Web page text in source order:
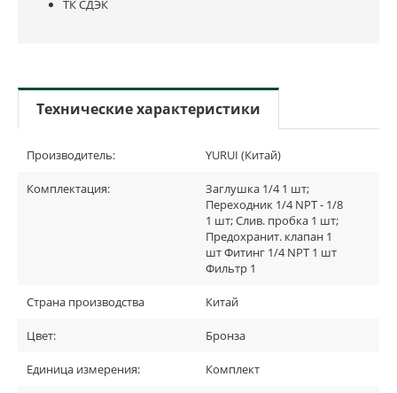
ТК СДЭК
Технические характеристики
Производитель: YURUI (Китай)
Комплектация:
Заглушка 1/4 1 шт;
Переходник 1/4 NPT - 1/8
1 шт; Слив. пробка 1 шт;
Предохранит. клапан 1
шт Фитинг 1/4 NPT 1 шт
Фильтр 1
Страна производства Китай
Цвет: Бронза
Единица измерения: Комплект